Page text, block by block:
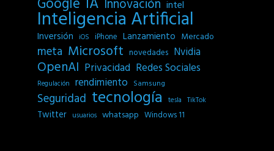
Innovación intel
Inteligencia Artificial
Inversión iOS iPhone Lanzamiento Mercado
meta Microsoft novedades Nvidia
OpenAI Privacidad Redes Sociales
Regulación rendimiento Samsung
Seguridad tecnología tesla TikTok
Twitter usuarios whatsapp Windows 11